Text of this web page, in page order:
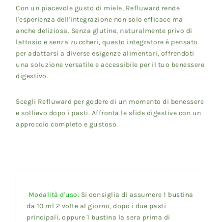
Con un piacevole gusto di miele, Refluward rende
l'esperienza dell'integrazione non solo efficace ma
anche deliziosa. Senza glutine, naturalmente privo di
lattosio e senza zuccheri, questo integratore è pensato
per adattarsi a diverse esigenze alimentari, offrendoti
una soluzione versatile e accessibile per il tuo benessere
digestivo.
Scegli Refluward per godere di un momento di benessere
e sollievo dopo i pasti. Affronta le sfide digestive con un
approccio completo e gustoso.
Modalità d'uso: Si consiglia di assumere 1 bustina
da 10 ml 2 volte al giorno, dopo i due pasti
principali, oppure 1 bustina la sera prima di